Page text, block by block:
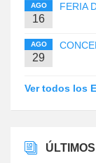
AGO
16
FERIA
AGO
29
Ver todos los